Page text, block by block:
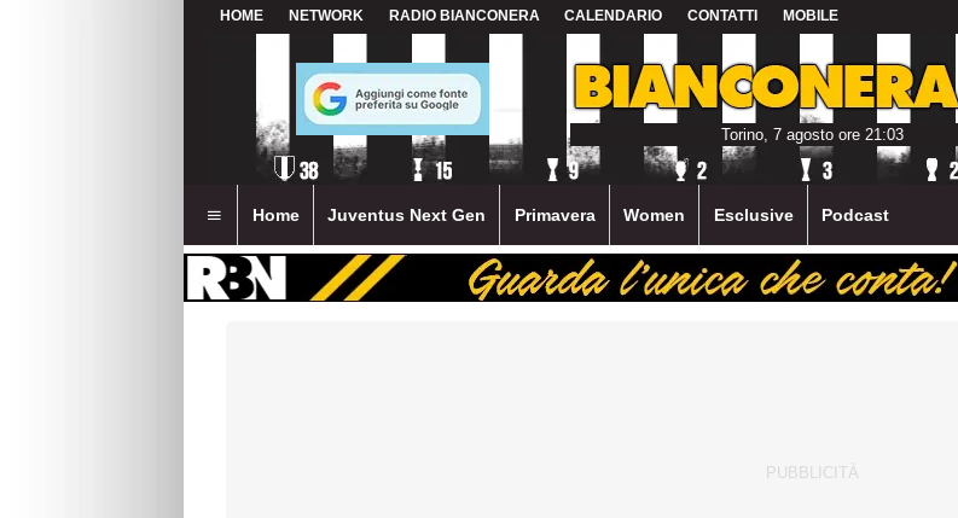
HOME NETWORK RADIO BIANCONERA CALENDARIO CONTATTI MOBILE
Torino, 7 agosto ore 21:03
Home Juventus Next Gen Primavera Women Esclusive Podcast